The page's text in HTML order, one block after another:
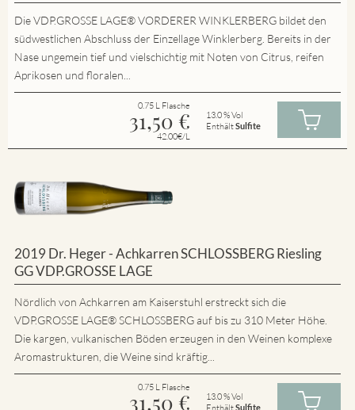
Die VDP.GROSSE LAGE® VORDERER WINKLERBERG bildet den
südwestlichen Abschluss der Einzellage Winklerberg. Bereits in der
Nase ungemein tief und vielschichtig mit Noten von Citrus, reifen
Aprikosen und floralen...
0.75 L Flasche
31,50 €
42.00€/L
13.0 % Vol
EnthältSulfite
2019 Dr. Heger - Achkarren SCHLOSSBERG Riesling
GG VDP.GROSSE LAGE
Nördlich von Achkarren am Kaiserstuhl erstreckt sich die
VDP.GROSSE LAGE® SCHLOSSBERG auf bis zu 310 Meter Höhe.
Die kargen, vulkanischen Böden erzeugen in den Weinen komplexe
Aromastrukturen, die Weine sind kräftig...
0.75 L Flasche
31,50 €
13.0 % Vol
EnthältSulfite